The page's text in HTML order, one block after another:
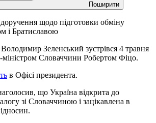
Поширити
щодо підготовки обміну
і Братиславою
Зеленський зустрівся 4 травня
міністром Словаччини Робертом Фіцо.
в Офісі президента.
що Україна відкрита до
зі Словаччиною і зацікавлена в